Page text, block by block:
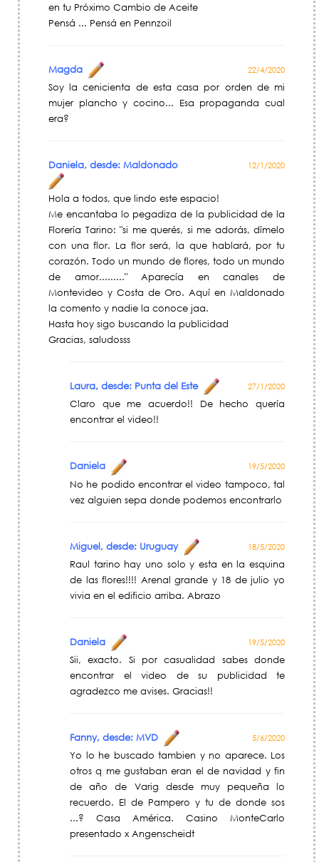
en tu Próximo Cambio de Aceite
Pensá ... Pensá en Pennzoil
Magda 22/4/2020
Soy la cenicienta de esta casa por orden de mi
mujer plancho y cocino... Esa propaganda cual
era?
Daniela, desde: Maldonado 12/1/2020
Hola a todos, que lindo este espacio!
Me encantaba lo pegadiza de la publicidad de la
Florería Tarino: "si me querés, si me adorás, dímelo
con una flor. La flor será, la que hablará, por tu
corazón. Todo un mundo de flores, todo un mundo
de amor........." Aparecía en canales de
Montevideo y Costa de Oro. Aquí en Maldonado
la comento y nadie la conoce jaa.
Hasta hoy sigo buscando la publicidad
Gracias, saludosss
Laura, desde: Punta del Este 27/1/2020
Claro que me acuerdo!! De hecho quería
encontrar el video!!
Daniela 19/5/2020
No he podido encontrar el video tampoco, tal
vez alguien sepa donde podemos encontrarlo
Miguel, desde: Uruguay 18/5/2020
Raul tarino hay uno solo y esta en la esquina
de las flores!!!! Arenal grande y 18 de julio yo
vivia en el edificio arriba. Abrazo
Daniela 19/5/2020
Sii, exacto. Si por casualidad sabes donde
encontrar el video de su publicidad te
agradezco me avises. Gracias!!
Fanny, desde: MVD 5/6/2020
Yo lo he buscado tambien y no aparece. Los
otros q me gustaban eran el de navidad y fin
de año de Varig desde muy pequeña lo
recuerdo. El de Pampero y tu de donde sos
...? Casa América. Casino MonteCarlo
presentado x Angenscheidt